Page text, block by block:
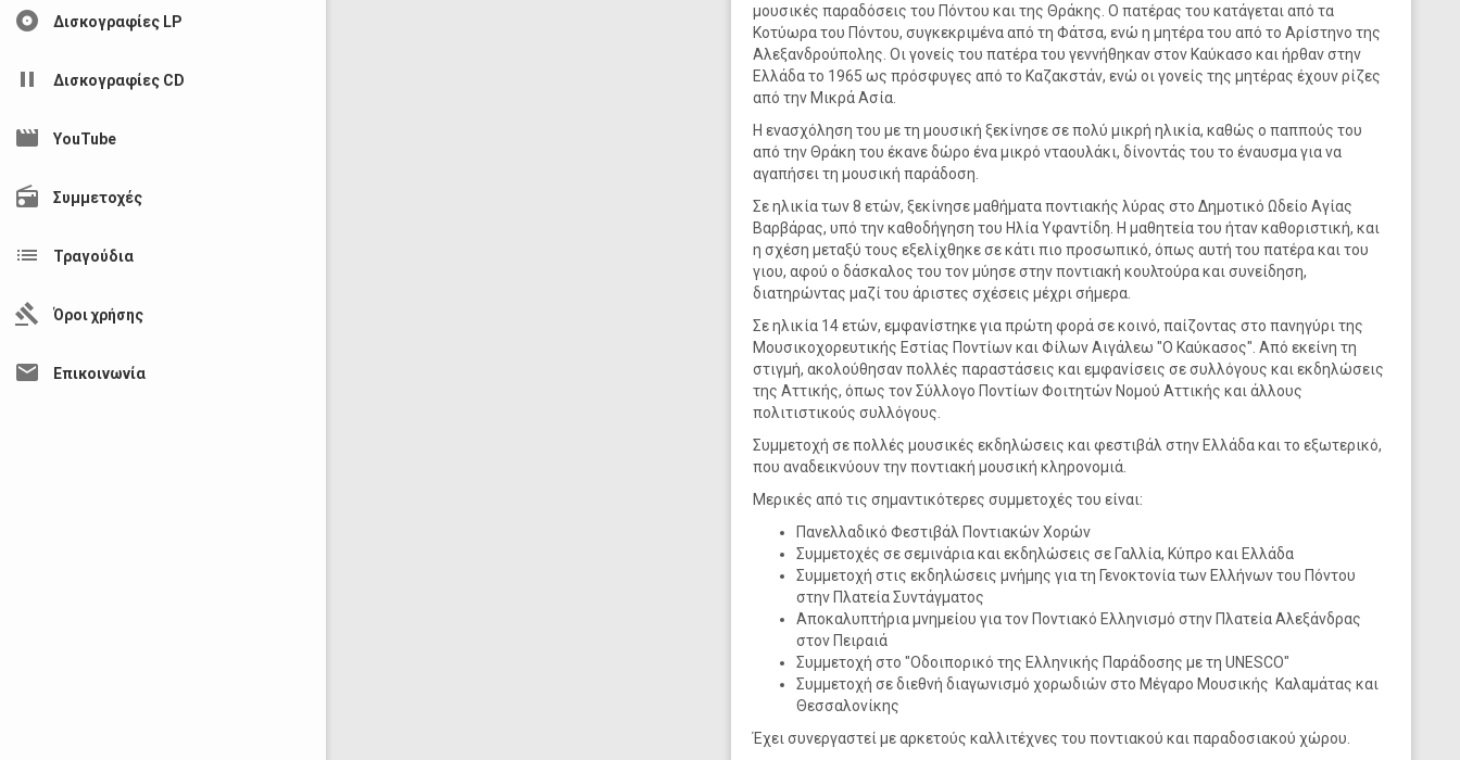
album Δισκογραφίες LP
pause Δισκογραφίες CD
movie YouTube
radio Συμμετοχές
list Τραγούδια
gavel Όροι χρήσης
mail Επικοινωνία
μουσικές παραδόσεις του Πόντου και της Θράκης. Ο πατέρας του κατάγεται από τα
Κοτύωρα του Πόντου, συγκεκριμένα από τη Φάτσα, ενώ η μητέρα του από το Αρίστηνο της
Αλεξανδρούπολης. Οι γονείς του πατέρα του γεννήθηκαν στον Καύκασο και ήρθαν στην
Ελλάδα το 1965 ως πρόσφυγες από το Καζακστάν, ενώ οι γονείς της μητέρας έχουν ρίζες
από την Μικρά Ασία.
Η ενασχόληση του με τη μουσική ξεκίνησε σε πολύ μικρή ηλικία, καθώς ο παππούς του
από την Θράκη του έκανε δώρο ένα μικρό νταουλάκι, δίνοντάς του το έναυσμα για να
αγαπήσει τη μουσική παράδοση.
Σε ηλικία των 8 ετών, ξεκίνησε μαθήματα ποντιακής λύρας στο Δημοτικό Ωδείο Αγίας
Βαρβάρας, υπό την καθοδήγηση του Ηλία Υφαντίδη. Η μαθητεία του ήταν καθοριστική, και
η σχέση μεταξύ τους εξελίχθηκε σε κάτι πιο προσωπικό, όπως αυτή του πατέρα και του
γιου, αφού ο δάσκαλoς του τον μύησε στην ποντιακή κουλτούρα και συνείδηση,
διατηρώντας μαζί του άριστες σχέσεις μέχρι σήμερα.
Σε ηλικία 14 ετών, εμφανίστηκε για πρώτη φορά σε κοινό, παίζοντας στο πανηγύρι της
Μουσικοχορευτικής Εστίας Ποντίων και Φίλων Αιγάλεω "Ο Καύκασος". Από εκείνη τη
στιγμή, ακολούθησαν πολλές παραστάσεις και εμφανίσεις σε συλλόγους και εκδηλώσεις
της Αττικής, όπως τον Σύλλογο Ποντίων Φοιτητών Νομού Αττικής και άλλους
πολιτιστικούς συλλόγους.
Συμμετοχή σε πολλές μουσικές εκδηλώσεις και φεστιβάλ στην Ελλάδα και το εξωτερικό,
που αναδεικνύουν την ποντιακή μουσική κληρονομιά.
Μερικές από τις σημαντικότερες συμμετοχές του είναι:
Πανελλαδικό Φεστιβάλ Ποντιακών Χορών
Συμμετοχές σε σεμινάρια και εκδηλώσεις σε Γαλλία, Κύπρο και Ελλάδα
Συμμετοχή στις εκδηλώσεις μνήμης για τη Γενοκτονία των Ελλήνων του Πόντου
στην Πλατεία Συντάγματος
Αποκαλυπτήρια μνημείου για τον Ποντιακό Ελληνισμό στην Πλατεία Αλεξάνδρας
στον Πειραιά
Συμμετοχή στο "Οδοιπορικό της Ελληνικής Παράδοσης με τη UNESCO"
Συμμετοχή σε διεθνή διαγωνισμό χορωδιών στο Μέγαρο Μουσικής Καλαμάτας και
Θεσσαλονίκης
Έχει συνεργαστεί με αρκετούς καλλιτέχνες του ποντιακού και παραδοσιακού χώρου.